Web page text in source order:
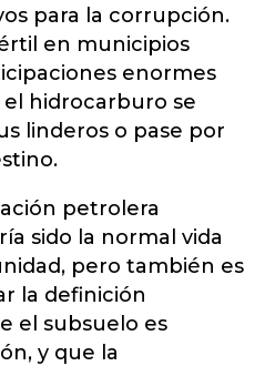
para la corrupción.
en municipios
enormes
hidrocarburo se
linderos o pase por
petrolera
sido la normal vida
pero también es
la definición
el subsuelo es
y que la